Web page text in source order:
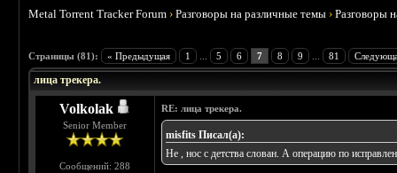
Metal Torrent Tracker Forum ›Разговоры на различные темы ›Разговоры
Страницы (81): « Предыдущая 1 5 6 7 8 9 81
лица трекера.
Volkolak
Senior Member
Сообщений: 288
RE: лица трекера.
misfits Писал(а):
Не , нос с детства слован. А операцию по